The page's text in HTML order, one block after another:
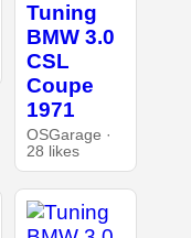
Tuning
BMW 3.0
CSL
Coupe
1971
OSGarage ·
28 likes